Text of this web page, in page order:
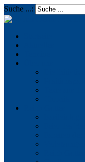
Suche ...: